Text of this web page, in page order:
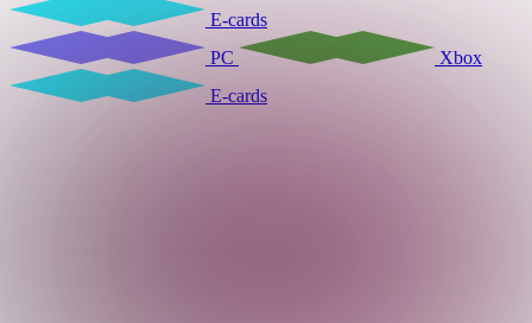
E-cards
PC
Xbox
E-cards